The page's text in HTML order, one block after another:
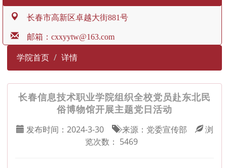
长春市高新区卓越大街881号
邮箱：cxxyytw@163.com
学院首页 详情
长春信息技术职业学院组织全校党员赴东北民
俗博物馆开展主题党日活动
发布时间： 2024-3-30 来源： 党委宣传部
浏
览次数： 5469